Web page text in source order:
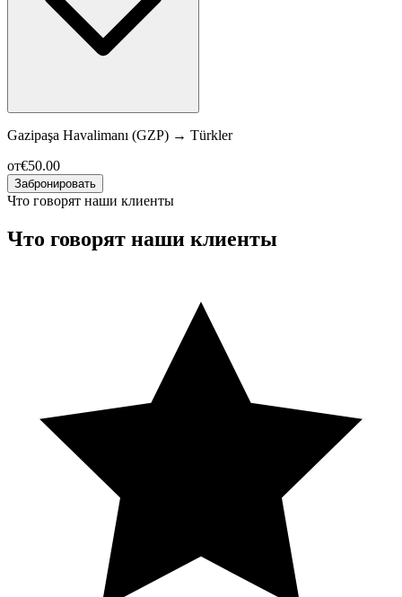
Gazipaşa Havalimanı (GZP) → Türkler
от€50.00
Забронировать
Что говорят наши клиенты
Что говорят наши клиенты